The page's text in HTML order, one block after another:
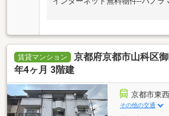
賃貸マンション
京都府京都市山科区
年4ヶ月 3階建
京都市東
その他の交通